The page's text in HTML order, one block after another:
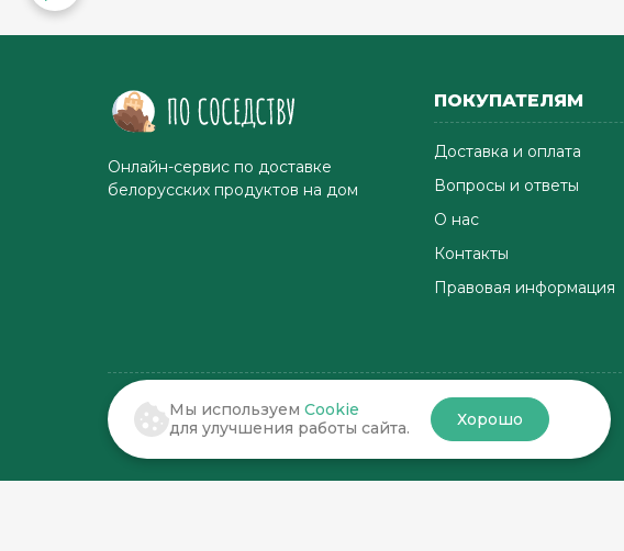
Онлайн-сервис по доставке
белорусских продуктов на дом
ПОКУПАТЕЛЯМ
Доставка и оплата
Вопросы и ответы
О нас
Контакты
Правовая информация
© 2022-2026 . По соседству
Мы используем Cookie
для улучшения работы сайта.
Хорошо